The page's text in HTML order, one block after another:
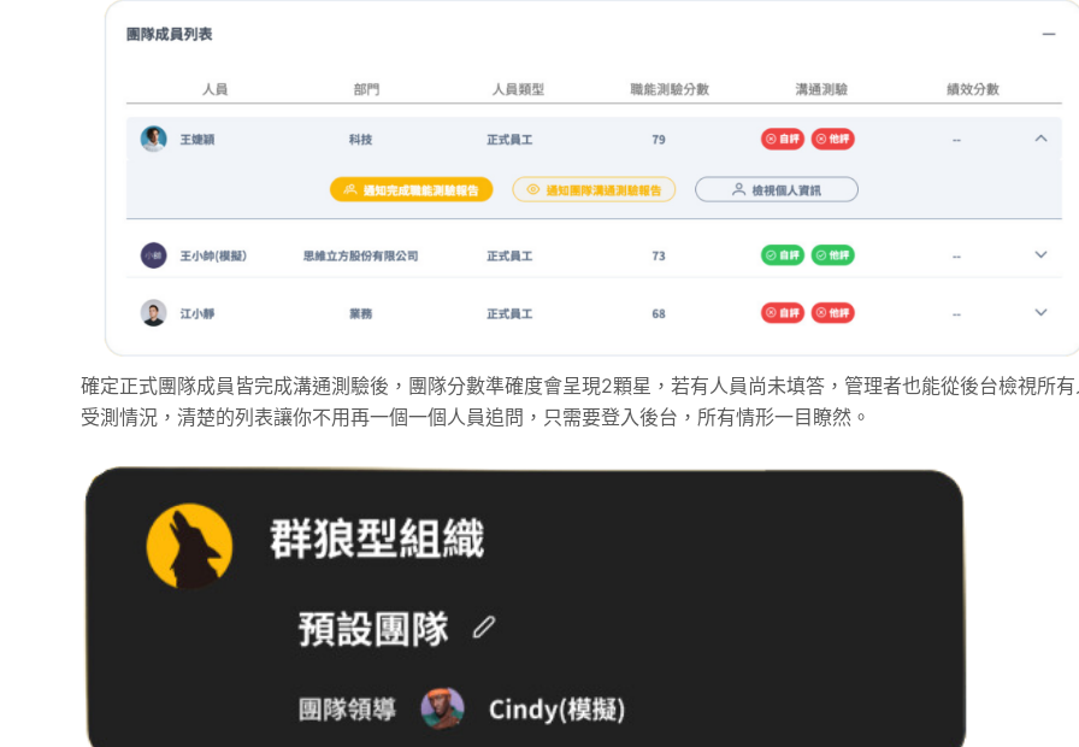
確定正式團隊成員皆完成溝通測驗後，團隊分數準確度會呈現2顆星，若有人員尚未填答，管理者也能從後台檢視所
受測情況，清楚的列表讓你不用再一個一個人員追問，只需要登入後台，所有情形一目瞭然。